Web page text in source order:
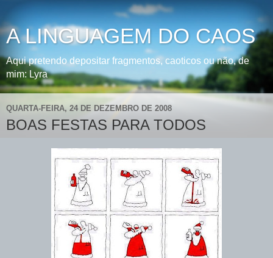
A LINGUAGEM DO CAOS
Aqui pretendo depositar fragmentos, caoticos ou não, de
mim: Lyra
QUARTA-FEIRA, 24 DE DEZEMBRO DE 2008
BOAS FESTAS PARA TODOS